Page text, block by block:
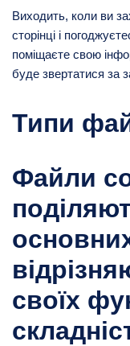
Виходить, коли ви
сторінці і
поміщаєте свою
буде звертатися за
Типи
Файли
своїх